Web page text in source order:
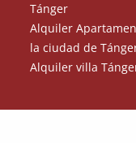
Tánger
Alquiler
la ciudad de
Alquiler villa